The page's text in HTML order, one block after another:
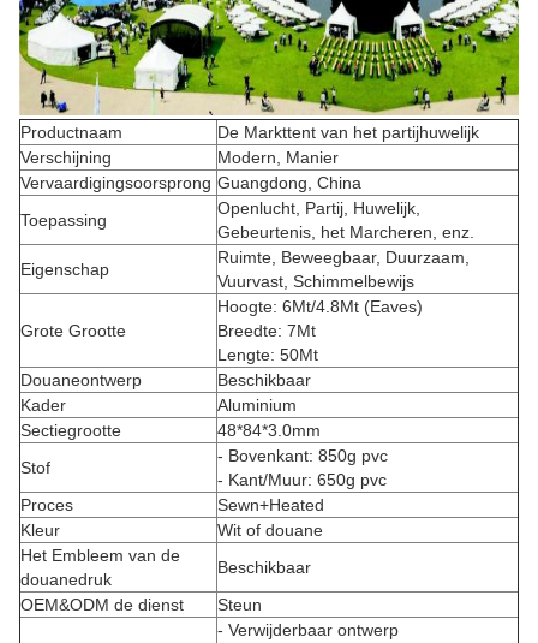
Productnaam
De Markttent van het partijhuwelijk
Verschijning
Modern, Manier
Vervaardigingsoorsprong Guangdong, China
Toepassing
Openlucht, Partij, Huwelijk,
Gebeurtenis, het Marcheren, enz.
Eigenschap
Ruimte, Beweegbaar, Duurzaam,
Vuurvast, Schimmelbewijs
Grote Grootte
Hoogte: 6Mt/4.8Mt (Eaves)
Breedte: 7Mt
Lengte: 50Mt
Douaneontwerp
Beschikbaar
Kader
Aluminium
Sectiegrootte
48*84*3.0mm
Stof
- Bovenkant: 850g pvc
- Kant/Muur: 650g pvc
Proces
Sewn+Heated
Kleur
Wit of douane
Het Embleem van de
douanedruk
Beschikbaar
OEM&ODM de dienst
Steun
- Verwijderbaar ontwerp